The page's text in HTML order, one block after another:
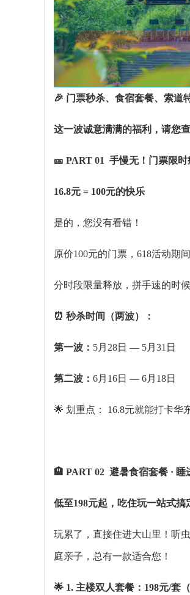
🎉 门票秒杀、食宿套餐、索道
这一波诚意满满的福利，请您
🎫 PART 01 手慢无！门票限时
16.8元 = 100元的快乐
是的，您没有看错！
原价100元的门票，618活动期
分时段限量释放，拼手速的时
⏰ 秒杀时间（两波）：
第一波： 5月28日 — 5月31日
第二波： 6月16日 — 6月18日
🌟 划重点： 16.8元就能打卡华
🏨 PART 02 避暑食宿套餐 · 睡
低至198元起，吃住玩一站式搞
玩累了，直接住进大山里！ 听
庭亲子，总有一款适合您！
🌟 1. 主楼双人套餐：198元/套